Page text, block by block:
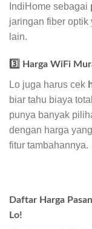
IndiHome sebagai
jaringan fiber
lain.
3️⃣ Harga WiFi
Lo juga harus cek
biar tahu biaya
punya banyak
dengan harga
fitur tambahannya.
Daftar Harga
Lo!